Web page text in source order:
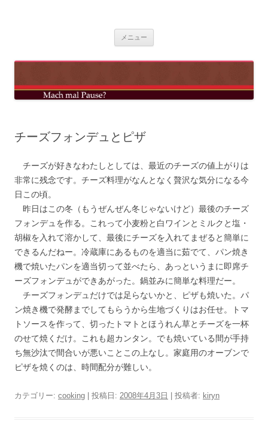
キ
メニュー
チーズフォンデュとピザ
チーズが好きなわたしとしては、最近のチーズの値上がりは
非常に残念です。チーズ料理がなんとなく贅沢な気分になる今
日この頃。
昨日はこの冬（もうぜんぜん冬じゃないけど）最後のチーズ
フォンデュを作る。これって小麦粉と白ワインとミルクと塩・
胡椒を入れて溶かして、最後にチーズを入れてまぜると簡単に
できるんだねー。冷蔵庫にあるものを適当に茹でて、パン焼き
機で焼いたパンを適当切って並べたら、あっというまに即席チ
ーズフォンデュができあがった。鍋並みに簡単な料理だー。
チーズフォンデュだけでは足らないかと、ピザも焼いた。パ
ン焼き機で発酵までしてもらうから生地づくりはお任せ。トマ
トソースを作って、切ったトマトとほうれん草とチーズを一杯
のせて焼くだけ。これも超カンタン。でも焼いている間が手持
ち無沙汰で間合いが悪いことこの上なし。家庭用のオーブンで
ピザを焼くのは、時間配分が難しい。
カテゴリー: cooking | 投稿日: 2008年4月3日 投稿者: kiryn